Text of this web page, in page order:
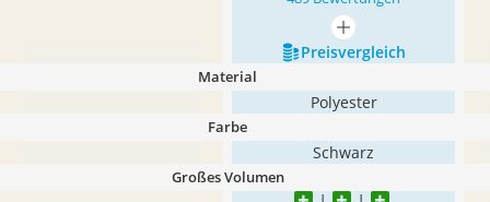
mehr anzeigen
Preis­vergleich
Material
Polyester
Farbe
Schwarz
Großes Volumen